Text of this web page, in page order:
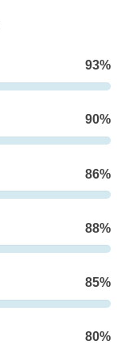
93%
90%
86%
88%
85%
80%